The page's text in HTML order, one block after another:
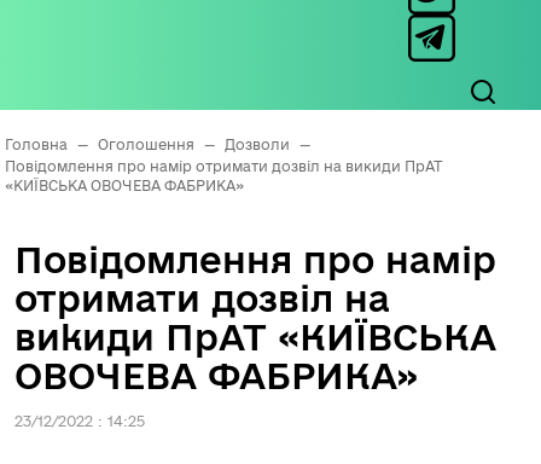
Головна — Оголошення — Дозволи
—
Повідомлення про намір отримати дозвіл на викиди ПрАТ
«КИЇВСЬКА ОВОЧЕВА ФАБРИКА»
Повідомлення про намір
отримати дозвіл на
викиди ПрАТ «КИЇВСЬКА
ОВОЧЕВА ФАБРИКА»
23/12/2022 : 14:25